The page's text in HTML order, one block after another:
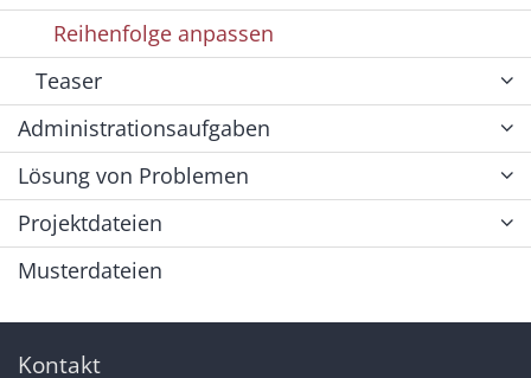
Reihenfolge anpassen
Teaser
Administrationsaufgaben
Lösung von Problemen
Projektdateien
Musterdateien
Kontakt